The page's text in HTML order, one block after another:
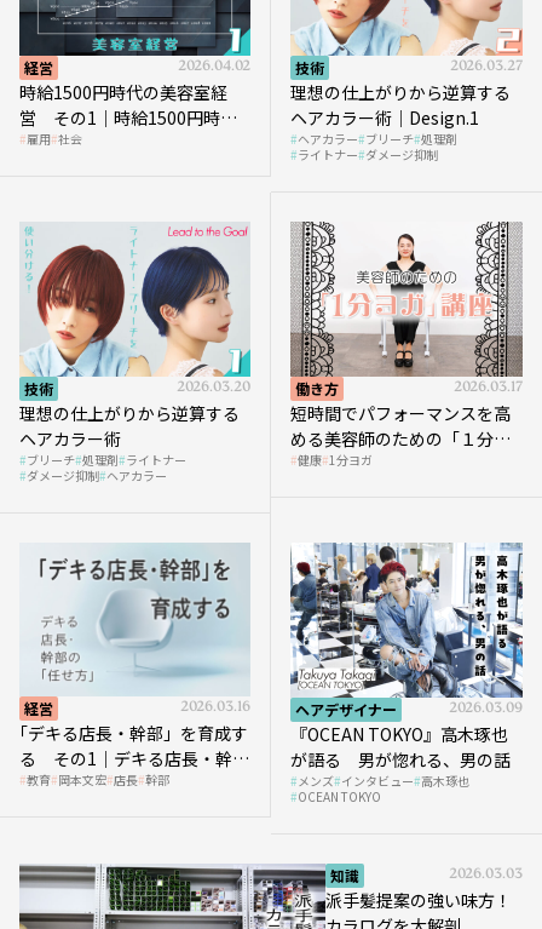
経営 2026.04.02
時給1500円時代の美容室経
営 その1｜時給1500円時代
へ向かう社会的背景
雇用 社会
技術 2026.03.27
理想の仕上がりから逆算する
ヘアカラー術｜Design.1
ヘアカラー ブリーチ 処理剤
ライトナー ダメージ抑制
技術 2026.03.20
理想の仕上がりから逆算する
ヘアカラー術
ブリーチ 処理剤 ライトナー
ダメージ抑制 ヘアカラー
働き方 2026.03.17
短時間でパフォーマンスを高
める美容師のための「１分ヨ
ガ」講座｜実践編
健康 1分ヨガ
経営 2026.03.16
｢デキる店長・幹部」を育成す
る その1｜デキる店長・幹部
の「任せ方」
教育 岡本文宏 店長 幹部
ヘアデザイナー 2026.03.09
『OCEAN TOKYO』高木琢也
が語る 男が惚れる、男の話
メンズ インタビュー 高木琢也
OCEAN TOKYO
知識 2026.03.03
派手髪提案の強い味方！